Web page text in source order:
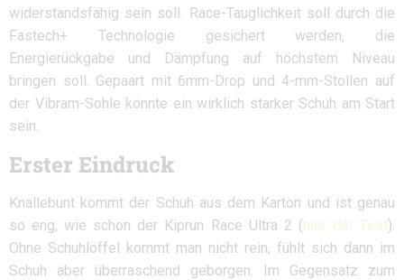
widerstandsfähig sein soll. Race-Tauglichkeit soll durch die
Fastech+ Technologie gesichert werden, die
Energierückgabe und Dämpfung auf höchstem Niveau
bringen soll. Gepaart mit 6mm-Drop und 4-mm-Stollen auf
der Vibram-Sohle könnte ein wirklich starker Schuh am Start
sein.
Erster Eindruck
Knallebunt kommt der Schuh aus dem Karton und ist genau
so eng, wie schon der Kiprun Race Ultra 2 (hier der Test).
Ohne Schuhlöffel kommt man nicht rein, fühlt sich dann im
Schuh aber überraschend geborgen. Im Gegensatz zum